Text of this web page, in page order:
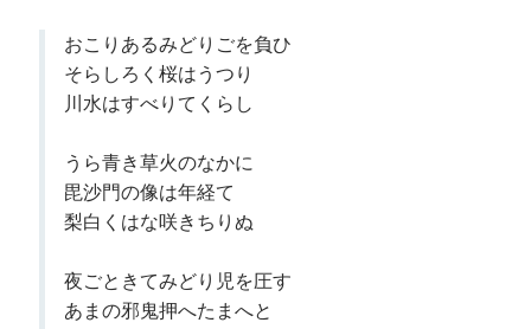
おこりあるみどりごを負ひ
そらしろく桜はうつり
川水はすべりてくらし
うら青き草火のなかに
毘沙門の像は年経て
梨白くはな咲きちりぬ
夜ごときてみどり児を圧す
あまの邪鬼押へたまへと